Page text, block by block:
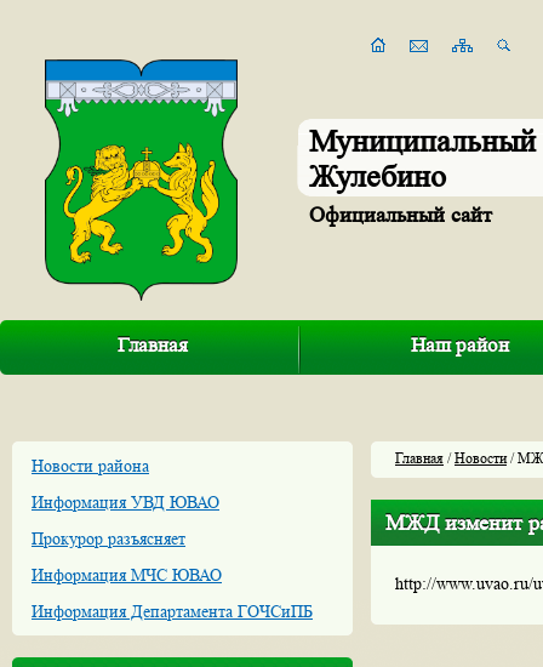
Муниципальный
Жулебино
Официальный сайт
Главная Наш район
Новости района
Информация УВД ЮВАО
Прокурор разъясняет
Информация МЧС ЮВАО
Информация Департамента ГОЧСиПБ
Главная /Новости/ МЖД
МЖД изменит
http://www.uvao.ru/